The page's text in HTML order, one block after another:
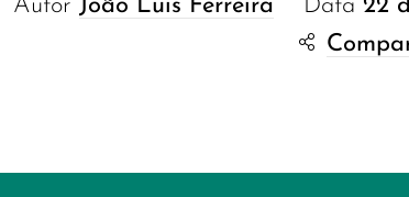
Autor João Luis Ferreira Data 22